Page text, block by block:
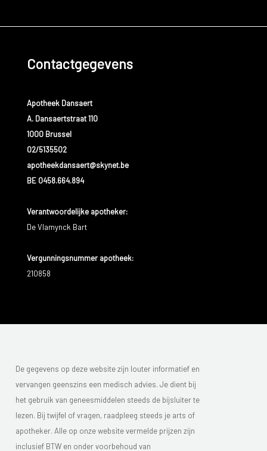
Contactgegevens
Apotheek Dansaert
A. Dansaertstraat 110
1000 Brussel
02/5135502
apotheekdansaert@skynet.be
BE 0458.664.894
Verantwoordelijke apotheker:
De Vlamynck Bart
Vergunningsnummer apotheek:
210858
De gegevens op deze website zijn louter informatief en
vervangen geenszins een medisch advies. Je dient bij
het gebruik van geneesmiddelen steeds de bijsluiter te
lezen. Bij twijfel of vragen, raadpleeg steeds je arts of
apotheker. Alle op onze website vermelde prijzen zijn
inclusief BTW en onder voorbehoud van